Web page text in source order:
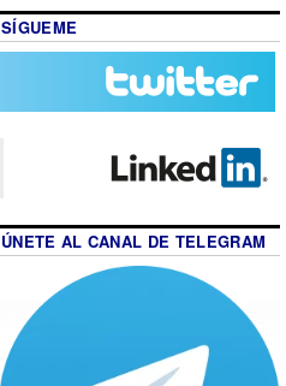
SÍGUEME
ÚNETE AL CANAL DE TELEGRAM